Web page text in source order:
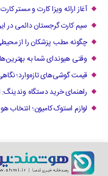
آغاز ارائه ویزا کارت و مستر کارت
سیم کارت گرجستان دائمی در
چگونه مطب پزشکان را از
وقتی هیوندای شما به بهترین‌ها
قیمت گوشی‌های تازه‌وارد؛
راهنمای خرید دستگاه
لوازم استوک کامیون؛ انتخاب